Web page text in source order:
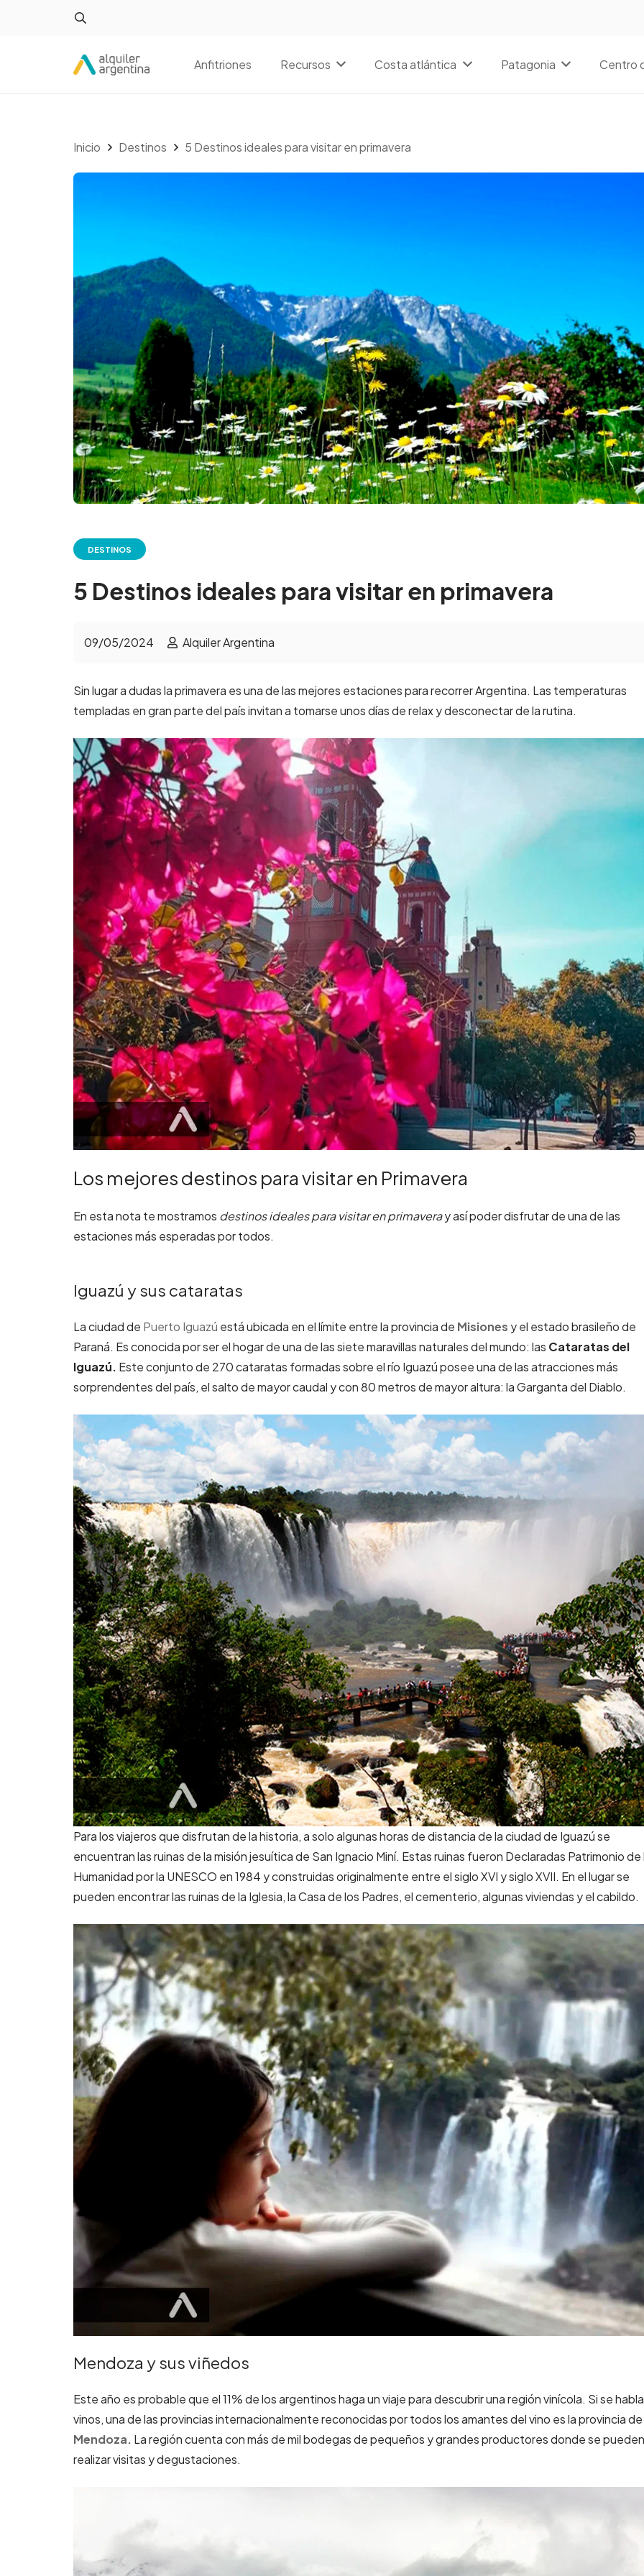
Anfitriones Recursos Costa atlántica Patagonia Centro
Inicio Destinos 5 Destinos ideales para visitar en primavera
DESTINOS
5 Destinos ideales para visitar en primavera
09/05/2024 Alquiler Argentina
Sin lugar a dudas la primavera es una de las mejores estaciones para recorrer Argentina. Las temperaturas
templadas en gran parte del país invitan a tomarse unos días de relax y desconectar de la rutina.
Los mejores destinos para visitar en Primavera
En esta nota te mostramos destinos ideales para visitar en primaveray así poder disfrutar de una de las
estaciones más esperadas por todos.
Iguazú y sus cataratas
La ciudad de Puerto Iguazú está ubicada en el límite entre la provincia de Misiones y el estado brasileño de
Paraná. Es conocida por ser el hogar de una de las siete maravillas naturales del mundo: las Cataratas del
Iguazú. Este conjunto de 270 cataratas formadas sobre el río Iguazú posee una de las atracciones más
sorprendentes del país, el salto de mayor caudal y con 80 metros de mayor altura: la Garganta del Diablo.
Para los viajeros que disfrutan de la historia, a solo algunas horas de distancia de la ciudad de Iguazú se
encuentran las ruinas de la misión jesuítica de San Ignacio Miní. Estas ruinas fueron Declaradas Patrimonio de
Humanidad por la UNESCO en 1984 y construidas originalmente entre el siglo XVI y siglo XVII. En el lugar se
pueden encontrar las ruinas de la Iglesia, la Casa de los Padres, el cementerio, algunas viviendas y el cabildo.
Mendoza y sus viñedos
Este año es probable que el 11% de los argentinos haga un viaje para descubrir una región vinícola. Si se
vinos, una de las provincias internacionalmente reconocidas por todos los amantes del vino es la provincia de
Mendoza. La región cuenta con más de mil bodegas de pequeños y grandes productores donde se pueden
realizar visitas y degustaciones.